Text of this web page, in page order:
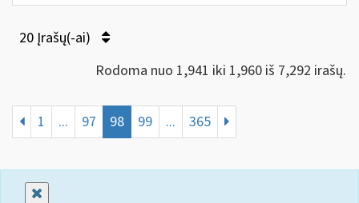
20 Įrašų(-ai)
Rodoma nuo 1,941 iki 1,960 iš 7,292 irašų.
1 ... 97 98 99 ... 365